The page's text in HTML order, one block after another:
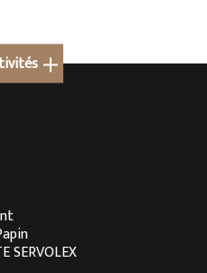
en Rhône-Alpes
à Lyon
à Aix-les-Bains
à Chambéry
SERVOLEX